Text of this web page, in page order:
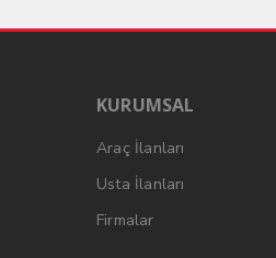
KURUMSAL
Araç İlanları
Usta İlanları
Firmalar